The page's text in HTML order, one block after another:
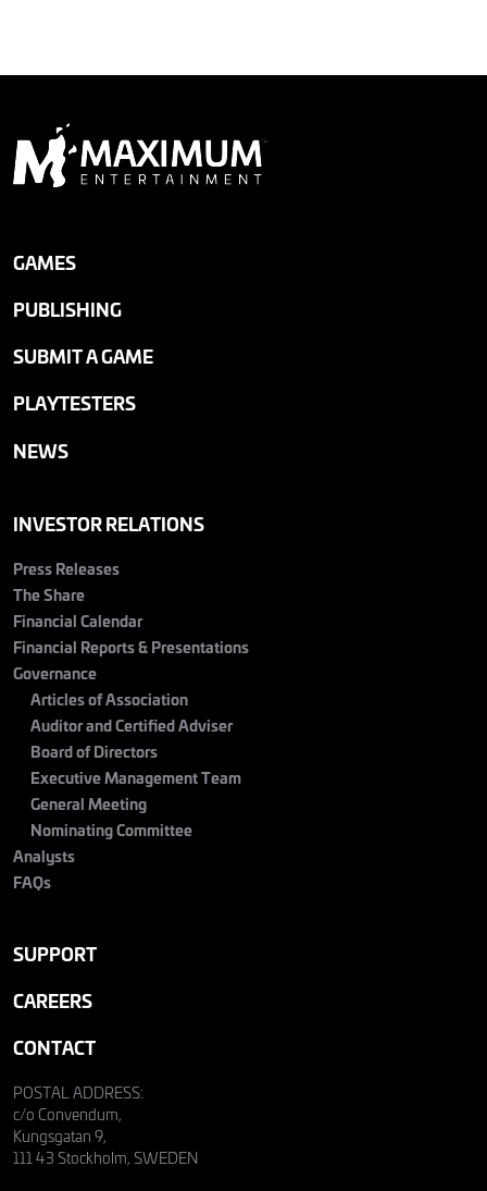
GAMES
PUBLISHING
SUBMIT A GAME
PLAYTESTERS
NEWS
INVESTOR RELATIONS
Press Releases
The Share
Financial Calendar
Financial Reports & Presentations
Governance
Articles of Association
Auditor and Certified Adviser
Board of Directors
Executive Management Team
General Meeting
Nominating Committee
Analysts
FAQs
SUPPORT
CAREERS
CONTACT
POSTAL ADDRESS:
c/o Convendum,
Kungsgatan 9,
111 43 Stockholm, SWEDEN